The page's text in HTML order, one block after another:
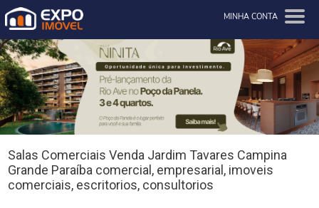
MINHA CONTA
Salas Comerciais Venda Jardim Tavares Campina
Grande Paraíba comercial, empresarial, imoveis
comerciais, escritorios, consultorios